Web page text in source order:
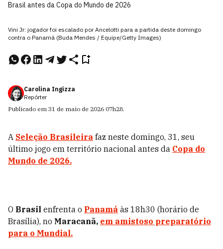
Brasil antes da Copa do Mundo de 2026
Vini Jr: jogador foi escalado por Ancelotti para a partida deste domingo
contra o Panamá (Buda Mendes / Equipe/Getty Images)
Carolina Ingizza
Repórter
Publicado em 31 de maio de 2026 07h28.
A Seleção Brasileira faz neste domingo, 31, seu
último jogo em território nacional antes da Copa do
Mundo de 2026.
O Brasil enfrenta o Panamá às 18h30 (horário de
Brasília), no Maracanã, em amistoso preparatório
para o Mundial.